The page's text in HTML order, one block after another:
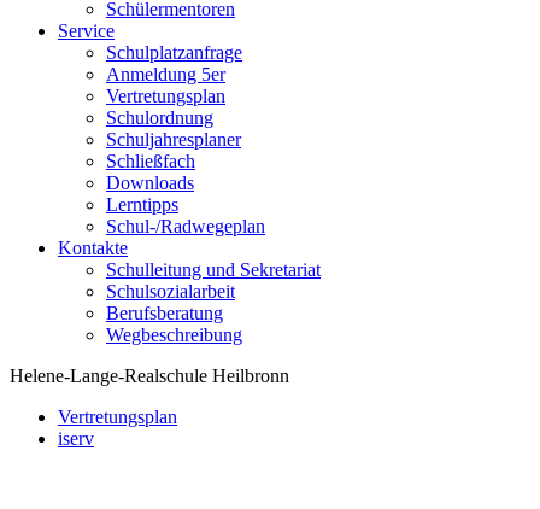
Schülermentoren
Service
Schulplatzanfrage
Anmeldung 5er
Vertretungsplan
Schulordnung
Schuljahresplaner
Schließfach
Downloads
Lerntipps
Schul-/Radwegeplan
Kontakte
Schulleitung und Sekretariat
Schulsozialarbeit
Berufsberatung
Wegbeschreibung
Helene-Lange-Realschule Heilbronn
Vertretungsplan
iserv